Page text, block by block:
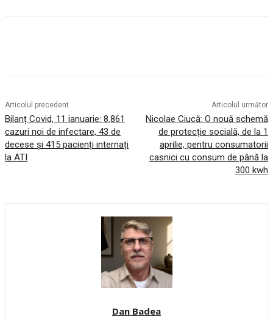
Articolul precedent
Bilanț Covid, 11 ianuarie: 8.861
cazuri noi de infectare, 43 de
decese și 415 pacienți internați
la ATI
Articolul următor
Nicolae Ciucă: O nouă schemă
de protecție socială, de la 1
aprilie, pentru consumatorii
casnici cu consum de până la
300 kwh
Dan Badea